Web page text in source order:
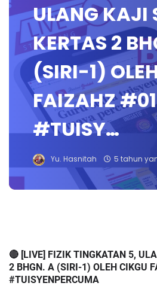
ULANG KAJI
KERTAS 2
(SIRI-1)
FAIZAHZ #01
#TUISY…
Yu. Hasnitah 5 tahun
🔴 [LIVE] FIZIK TINGKATAN 5,
2 BHGN. A (SIRI-1) OLEH CIKGU
#TUISYENPERCUMA